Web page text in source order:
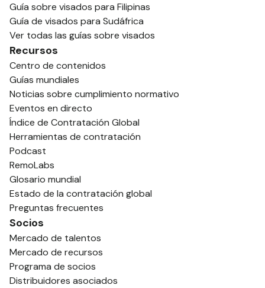
Guía sobre visados para Filipinas
Guía de visados para Sudáfrica
Ver todas las guías sobre visados
Recursos
Centro de contenidos
Guías mundiales
Noticias sobre cumplimiento normativo
Eventos en directo
Índice de Contratación Global
Herramientas de contratación
Podcast
RemoLabs
Glosario mundial
Estado de la contratación global
Preguntas frecuentes
Socios
Mercado de talentos
Mercado de recursos
Programa de socios
Distribuidores asociados